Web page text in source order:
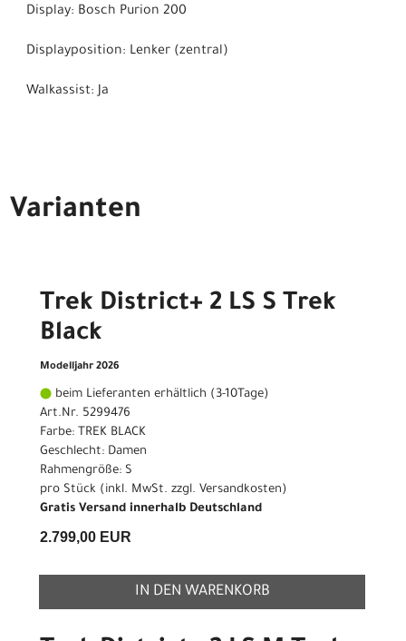
Display: Bosch Purion 200
Displayposition: Lenker (zentral)
Walkassist: Ja
Varianten
Trek District+ 2 LS S Trek
Black
Modelljahr 2026
beim Lieferanten erhältlich (3-10Tage)
Art.Nr. 5299476
Farbe: TREK BLACK
Geschlecht: Damen
Rahmengröße: S
pro Stück (inkl. MwSt. zzgl. Versandkosten)
Gratis Versand innerhalb Deutschland
2.799,00 EUR
IN DEN WARENKORB